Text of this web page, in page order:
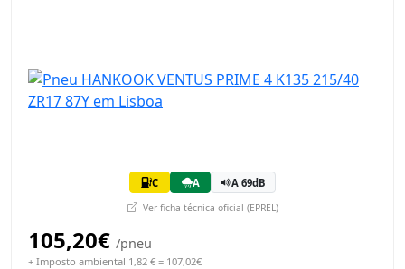
C A A 69dB
Ver ficha técnica oficial (EPREL)
105,20€ /pneu
+ Imposto ambiental 1,82 € = 107,02€